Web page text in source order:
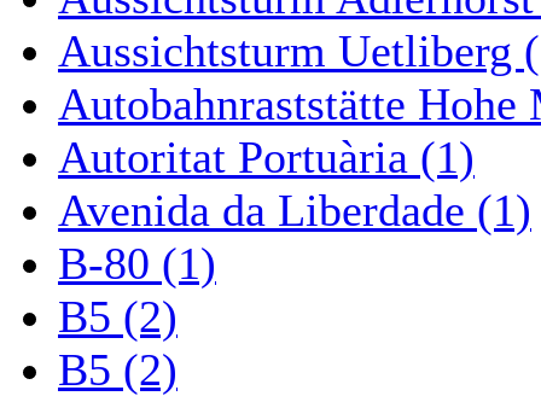
Aussichtsturm Uetliberg
Autobahnraststätte Hohe
Autoritat Portuària (1)
Avenida da Liberdade (1)
B-80 (1)
B5 (2)
B5 (2)